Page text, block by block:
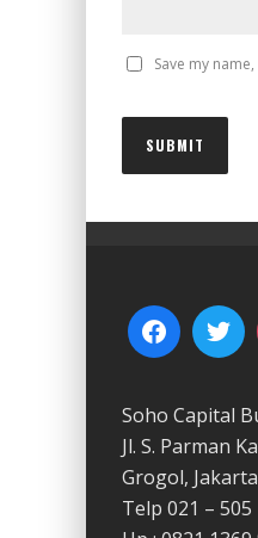
Save my
Soho Capital
Jl. S. Parman
Grogol,
Telp 021 – 505